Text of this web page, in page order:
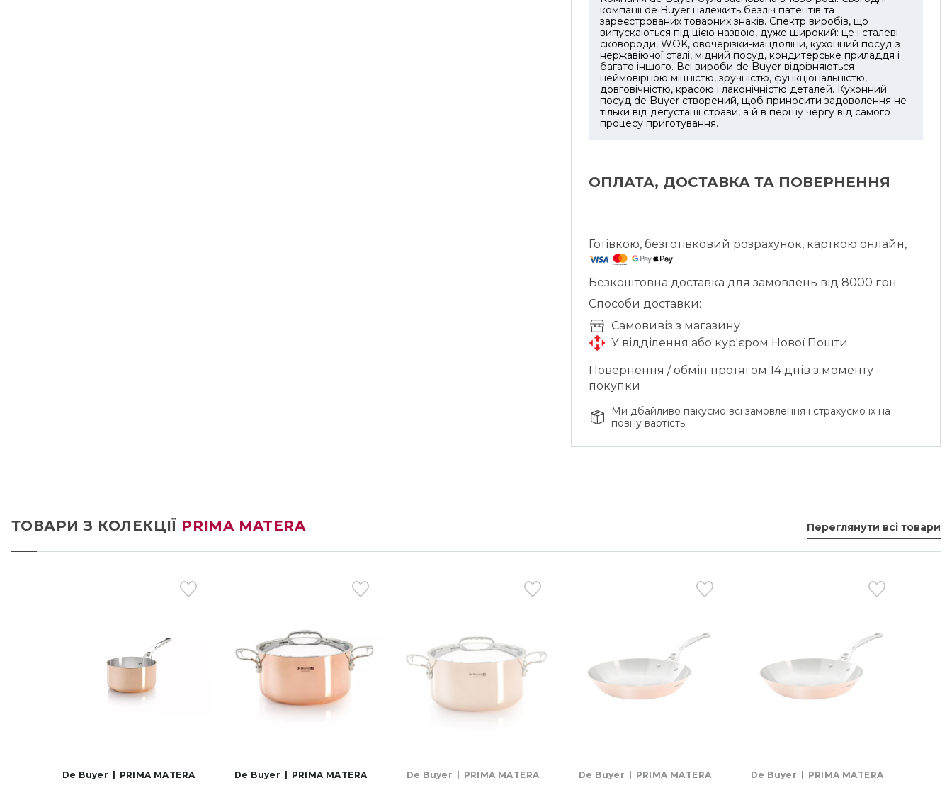
компанії de Buyer належить безліч патентів та
зареєстрованих товарних знаків. Спектр виробів, що
випускаються під цією назвою, дуже широкий: це і сталеві
сковороди, WOK, овочерізки-мандоліни, кухонний посуд з
нержавіючої сталі, мідний посуд, кондитерське приладдя і
багато іншого. Всі вироби de Buyer відрізняються
неймовірною міцністю, зручністю, функціональністю,
довговічністю, красою і лаконічністю деталей. Кухонний
посуд de Buyer створений, щоб приносити задоволення не
тільки від дегустації страви, а й в першу чергу від самого
процесу приготування.
ОПЛАТА, ДОСТАВКА ТА ПОВЕРНЕННЯ
Готівкою, безготівковий розрахунок, карткою онлайн,
Безкоштовна доставка для замовлень від 8000 грн
Способи доставки:
Cамовивіз з магазину
У відділення або кур'єром Нової Пошти
Повернення / обмін протягом 14 днів з моменту
покупки
Ми дбайливо пакуємо всі замовлення і страхуємо їх на
повну вартість.
ТОВАРИ З КОЛЕКЦІЇ PRIMA MATERA Переглянути всі товари
De Buyer PRIMA MATERA De Buyer PRIMA MATERA De Buyer PRIMA MATERA De Buyer PRIMA MATERA De Buyer PRIMA MATERA